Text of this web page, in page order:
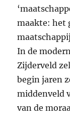
maakte: het
In de
Zijderveld
begin jaren
middenveld
van de